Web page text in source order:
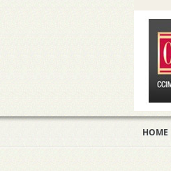
HOME